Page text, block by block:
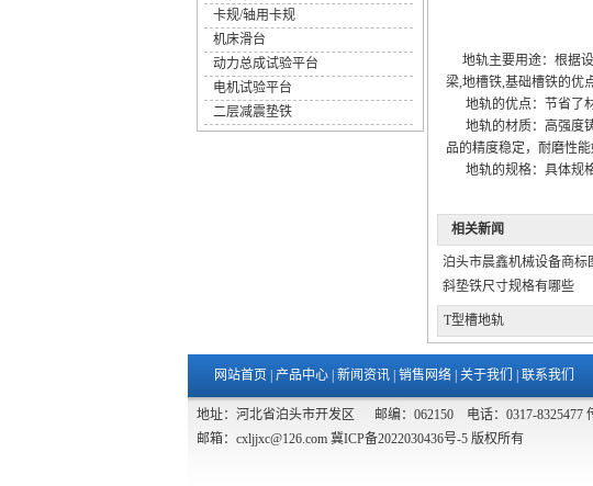
卡规/轴用卡规
机床滑台
动力总成试验平台
电机试验平台
二层减震垫铁
地轨主要用途：根据设
梁,地槽铁,基础槽铁的优
地轨的优点：节省了材
地轨的材质：高强度铸
品的精度稳定，耐磨性能
地轨的规格：具体规格
相关新闻
泊头市晨鑫机械设备商标
斜垫铁尺寸规格有哪些
T型槽地轨
网站首页 产品中心| 新闻资讯| 销售网络| 关于我们 联系我们
地址：河北省泊头市开发区 邮编：062150 电话：0317-8325477 传
邮箱：cxljjxc@126.com冀ICP备2022030436号-5版权所有